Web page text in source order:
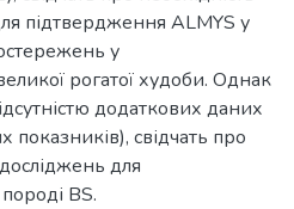
підтвердження ALMYS у
у
рогатої худоби. Однак
додаткових даних
показників), свідчать про
для
BS.